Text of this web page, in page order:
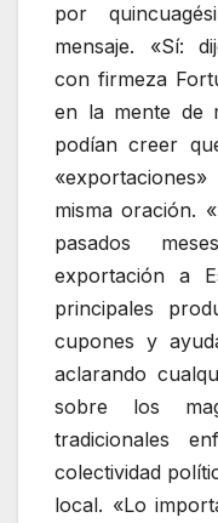
por
mensaje. «Sí:
con firmeza
en la mente de
podían creer
misma oración.
pasados
exportación a
principales
cupones y
aclarando
sobre los
tradicionales
colectividad
local. «Lo